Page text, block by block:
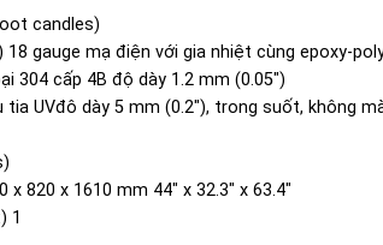
candles)
18 gauge mạ điện với gia nhiệt cùng epoxy-
304 cấp 4B độ dày 1.2 mm (0.05″)
UVđô dày 5 mm (0.2″), trong suốt, không
820 x 1610 mm 44″ x 32.3″ x 63.4″
1